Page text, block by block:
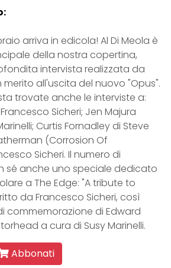
arriva in edicola! Al Di Meola è
della nostra copertina,
intervista realizzata da
all'uscita del nuovo "Opus".
trovate anche le interviste a:
Sicheri; Jen Majura
Curtis Fornadley di Steve
(Corrosion Of
Sicheri. Il numero di
sé anche uno speciale dedicato
a The Edge: "A tribute to
da Francesco Sicheri, così
commemorazione di Edward
a cura di Susy Marinelli.
Abbonati